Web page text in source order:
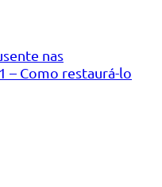
nas
– Como restaurá-lo